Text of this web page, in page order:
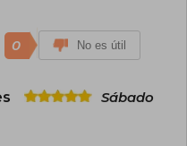
0 No es útil
Sábado